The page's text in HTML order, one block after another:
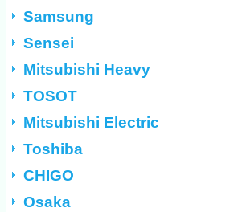
Samsung
Sensei
Mitsubishi Heavy
TOSOT
Mitsubishi Electric
Toshiba
CHIGO
Osaka